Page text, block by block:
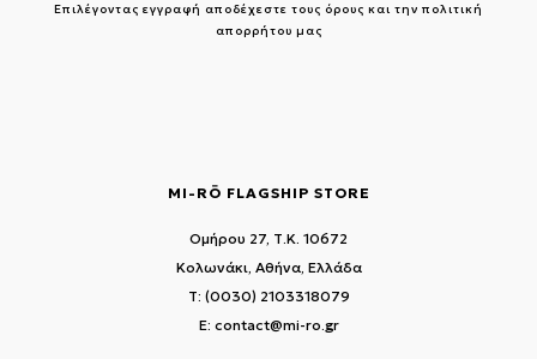
Επιλέγοντας εγγραφή αποδέχεστε τους όρους και την πολιτική
απορρήτου μας
MI-RŌ FLAGSHIP STORE
Ομήρου 27, Τ.Κ. 10672
Κολωνάκι, Αθήνα, Ελλάδα
T: (0030) 2103318079
E: contact@mi-ro.gr